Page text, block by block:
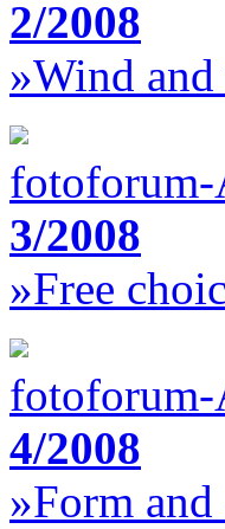
2/2008
»Wind and
fotoforum-
3/2008
»Free
fotoforum-
4/2008
»Form